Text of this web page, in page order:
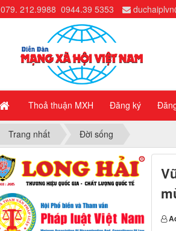
Thoả thuận MXH Đăng ký
079. 212.9988 0944.39 5353
Trang nhất Đời sống